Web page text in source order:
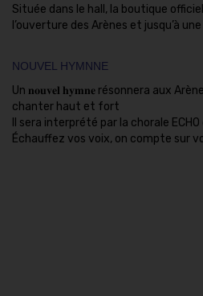
Située dans le hall, la boutique
l’ouverture des Arènes et jusqu’à
NOUVEL HYMNNE
Un 𝐧𝐨𝐮𝐯𝐞𝐥 𝐡𝐲𝐦𝐧𝐞 résonnera aux
chanter haut et fort
Il sera interprété par la chorale
Échauffez vos voix, on compte sur